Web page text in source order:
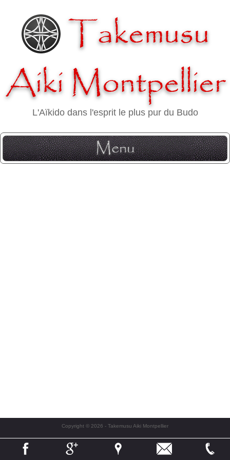
Takemusu
Aiki Montpellier
L'Aïkido dans l'esprit le plus pur du Budo
Menu
Copyright © 2026 - Takemusu Aiki Montpellier